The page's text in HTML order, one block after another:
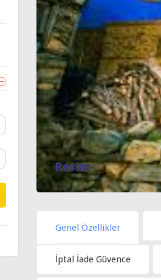
Resim
Genel Özellikler
İptal İade Güvence